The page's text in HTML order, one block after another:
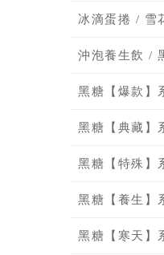
冰滴蛋捲 / 雪
沖泡養生飲 /
黑糖【爆款】
黑糖【典藏】
黑糖【特殊】
黑糖【養生】
黑糖【寒天】